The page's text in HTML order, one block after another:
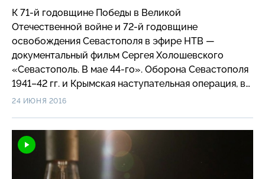
К 71-й годовщине Победы в Великой
Отечественной войне и 72-й годовщине
освобождения Севастополя в эфире НТВ —
документальный фильм Сергея Холошевского
«Севастополь. В мае 44-го». Оборона Севастополя
1941–42 гг. и Крымская наступательная операция, в
результате которой город был освобожден в мае
Отечественной. В 42-м немцы осаждали
Севастополь двести пятьдесят дней, а в 44-м
советские солдаты взяли штурмом неприступную
24 ИЮНЯ 2016